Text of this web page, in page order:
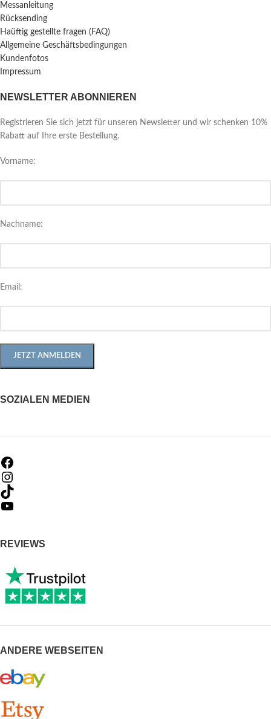
Messanleitung
Rücksending
Haüftig gestellte fragen (FAQ)
Allgemeine Geschäftsbedingungen
Kundenfotos
Impressum
NEWSLETTER ABONNIEREN
Registrieren Sie sich jetzt für unseren Newsletter und wir schenken 10%
Rabatt auf Ihre erste Bestellung.
Vorname:
Nachname:
Email:
SOZIALEN MEDIEN
REVIEWS
ANDERE WEBSEITEN